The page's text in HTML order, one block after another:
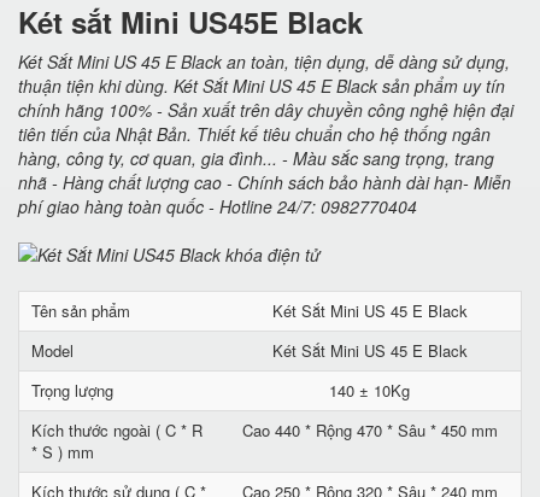
Két sắt Mini US45E Black
Két Sắt Mini US 45 E Black an toàn, tiện dụng, dễ dàng sử dụng,
thuận tiện khi dùng. Két Sắt Mini US 45 E Black sản phẩm uy tín
chính hãng 100% - Sản xuất trên dây chuyền công nghệ hiện đại
tiên tiến của Nhật Bản. Thiết kế tiêu chuẩn cho hệ thống ngân
hàng, công ty, cơ quan, gia đình... - Màu sắc sang trọng, trang
nhã - Hàng chất lượng cao - Chính sách bảo hành dài hạn- Miễn
phí giao hàng toàn quốc - Hotline 24/7: 0982770404
Tên sản phẩm
Két Sắt Mini US 45 E Black
Model
Két Sắt Mini US 45 E Black
Trọng lượng
140 ± 10Kg
Kích thước ngoài ( C * R
* S ) mm
Cao 440 * Rộng 470 * Sâu * 450 mm
Kích thước sử dụng ( C * Cao 250 * Rộng 320 * Sâu * 240 mm